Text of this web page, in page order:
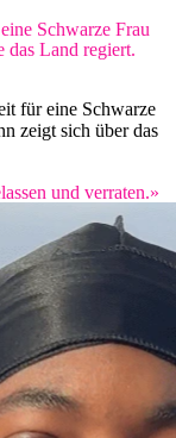
Schwarze Frau
das Land regiert.
für eine Schwarze
zeigt sich über das
und verraten.»